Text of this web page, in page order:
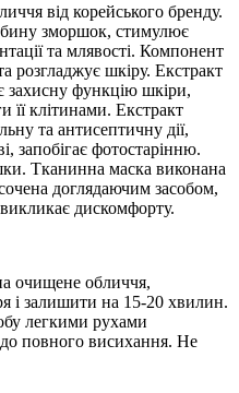
від корейського бренду.
зморшок, стимулює
та млявості. Компонент
розгладжує шкіру. Екстракт
захисну функцію шкіри,
її клітинами. Екстракт
та антисептичну дії,
запобігає фотостарінню.
Тканинна маска виконана
доглядаючим засобом,
дискомфорту.
очищене обличчя,
і залишити на 15-20 хвилин.
легкими рухами
повного висихання. Не